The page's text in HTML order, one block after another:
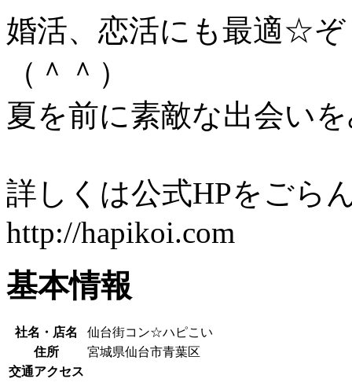
婚活、恋活にも最適☆
（＾＾）
夏を前に素敵な出会い
詳しくは公式HPをごら
http://hapikoi.com
基本情報
社名・店名
仙台街コン☆ハピこい
住所
宮城県仙台市青葉区
交通アクセス